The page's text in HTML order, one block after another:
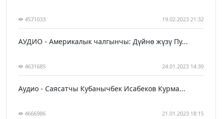
4571033 19.02.2023 21:32
АУДИО - Америкалык чалгынчы: Дүйнө жүзү Пу...
4631685 24.01.2023 14:39
Аудио - Саясатчы Кубанычбек Исабеков Курма...
4666986 21.01.2023 18:15